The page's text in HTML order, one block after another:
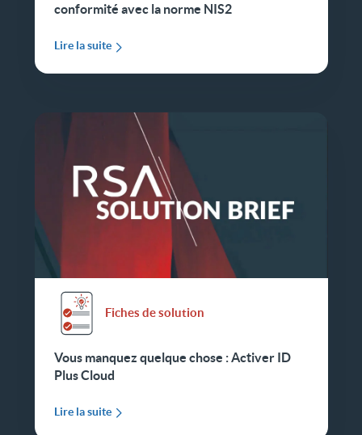
conformité avec la norme NIS2
Lire la suite
Fiches de solution
Vous manquez quelque chose : Activer ID
Plus Cloud
Lire la suite